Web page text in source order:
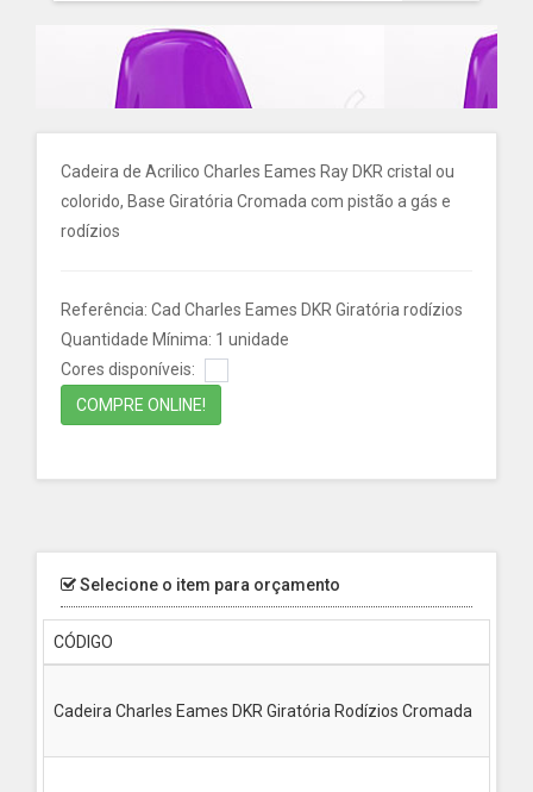
Cadeira de Acrilico Charles Eames Ray DKR cristal ou
colorido, Base Giratória Cromada com pistão a gás e
rodízios
Referência: Cad Charles Eames DKR Giratória rodízios
Quantidade Mínima: 1 unidade
Cores disponíveis:
COMPRE ONLINE!
Selecione o item para orçamento
CÓDIGO
Cadeira Charles Eames DKR Giratória Rodízios Cromada